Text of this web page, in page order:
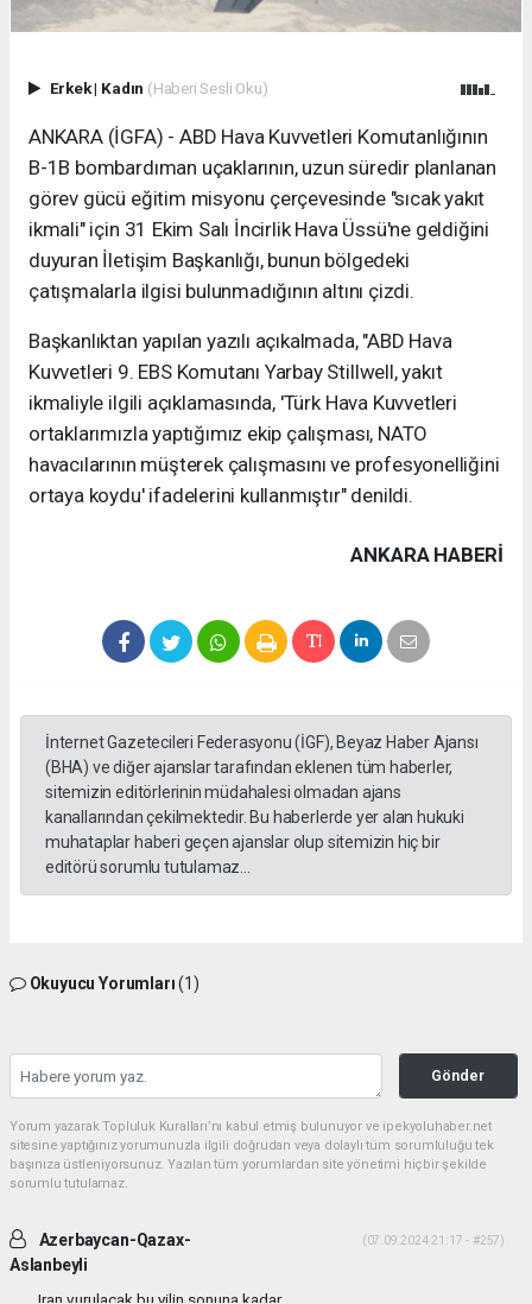
Erkek| Kadın (Haberi Sesli Oku)
ANKARA (İGFA) - ABD Hava Kuvvetleri Komutanlığının
B-1B bombardıman uçaklarının, uzun süredir planlanan
görev gücü eğitim misyonu çerçevesinde "sıcak yakıt
ikmali" için 31 Ekim Salı İncirlik Hava Üssü'ne geldiğini
duyuran İletişim Başkanlığı, bunun bölgedeki
çatışmalarla ilgisi bulunmadığının altını çizdi.
Başkanlıktan yapılan yazılı açıkalmada, "ABD Hava
Kuvvetleri 9. EBS Komutanı Yarbay Stillwell, yakıt
ikmaliyle ilgili açıklamasında, 'Türk Hava Kuvvetleri
ortaklarımızla yaptığımız ekip çalışması, NATO
havacılarının müşterek çalışmasını ve profesyonelliğini
ortaya koydu' ifadelerini kullanmıştır" denildi.
ANKARA HABERİ
İnternet Gazetecileri Federasyonu (İGF), Beyaz Haber Ajansı
(BHA) ve diğer ajanslar tarafından eklenen tüm haberler,
sitemizin editörlerinin müdahalesi olmadan ajans
kanallarından çekilmektedir. Bu haberlerde yer alan hukuki
muhataplar haberi geçen ajanslar olup sitemizin hiç bir
editörü sorumlu tutulamaz...
Okuyucu Yorumları(1)
Gönder
Yorum yazarak Topluluk Kuralları’nı kabul etmiş bulunuyor ve ipekyoluhaber.net
sitesine yaptığınız yorumunuzla ilgili doğrudan veya dolaylı tüm sorumluluğu tek
başınıza üstleniyorsunuz. Yazılan tüm yorumlardan site yönetimi hiçbir şekilde
sorumlu tutulamaz.
Azerbaycan-Qazax-
Aslanbeyli
(07.09.2024 21:17 - #257)
Iran vurulacak bu yilin sonuna kadar...